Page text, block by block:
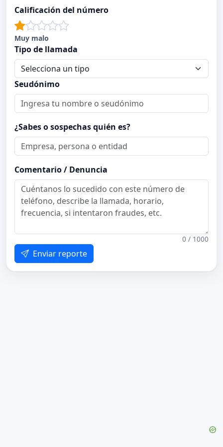
Calificación del número
Muy malo
Tipo de llamada
Seudónimo
¿Sabes o sospechas quién es?
Comentario / Denuncia
0 / 1000
Enviar reporte